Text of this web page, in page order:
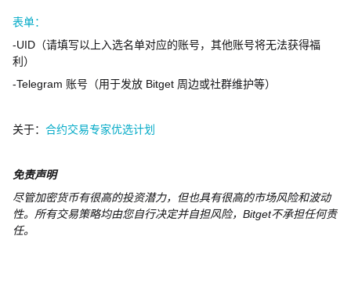
表单：
-UID （请填写以上入选名单对应的账号，其他账号将无法获得福
利）
-Telegram 账号（用于发放 Bitget 周边或社群维护等）
关于： 合约交易专家优选计划
免责声明
尽管加密货币有很高的投资潜力，但也具有很高的市场风险和波动
性。所有交易策略均由您自行决定并自担风险， Bitget不承担任何责
任。